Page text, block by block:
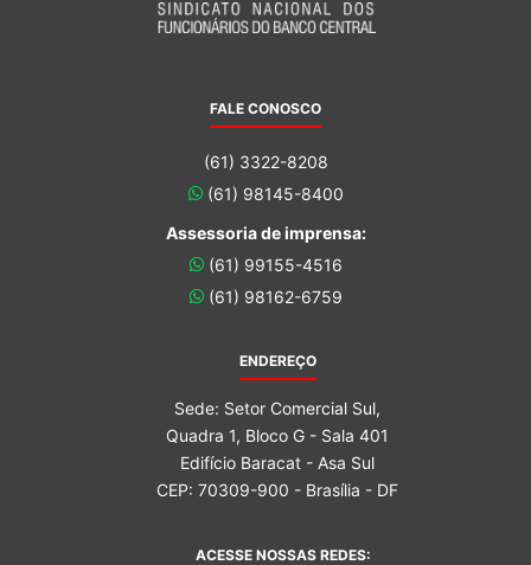
FALE CONOSCO
(61) 3322-8208
(61) 98145-8400
Assessoria de imprensa:
(61) 99155-4516
(61) 98162-6759
ENDEREÇO
Sede: Setor Comercial Sul,
Quadra 1, Bloco G - Sala 401
Edifício Baracat - Asa Sul
CEP: 70309-900 - Brasília - DF
ACESSE NOSSAS REDES: